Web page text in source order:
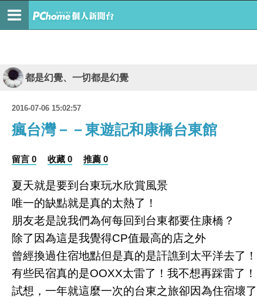
都是幻覺、一切都是幻覺
2016-07-06 15:02:57
瘋台灣－－東遊記和康橋台東館
留言 0 收藏 0 推薦 0
夏天就是要到台東玩水欣賞風景
唯一的缺點就是真的太熱了！
朋友老是說我們為何每回到台東都要住康橋？
除了因為這是我覺得CP值最高的店之外
曾經換過住宿地點但是真的是訐譙到太平洋去了！
有些民宿真的是OOXX太雷了！我不想再踩雷了！
試想，一年就這麼一次的台東之旅卻因為住宿壞